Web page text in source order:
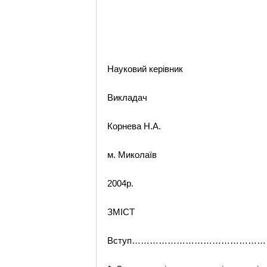
Науковий керівник
Викладач
Корнева Н.А.
м. Миколаїв
2004р.
ЗМІСТ